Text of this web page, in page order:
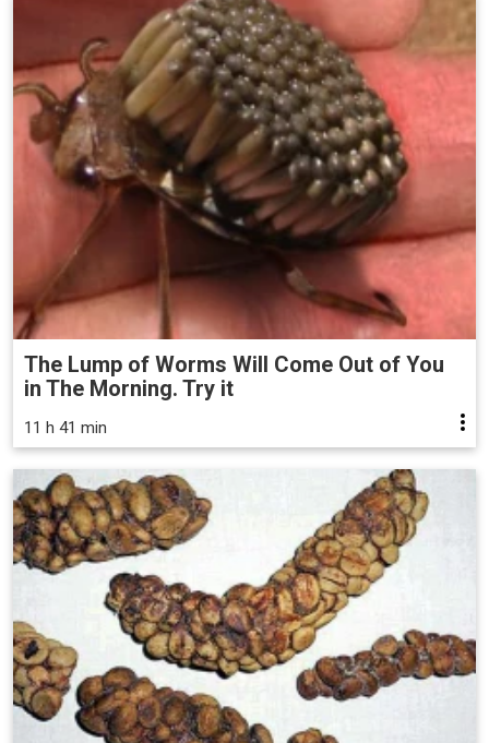
The Lump of Worms Will Come Out of You
in The Morning. Try it
11 h 41 min